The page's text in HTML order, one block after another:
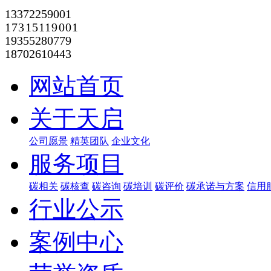
13372259001
17315119001
19355280779
18702610443
网站首页
关于天启
公司愿景 精英团队 企业文化
服务项目
碳相关 碳核查 碳咨询 碳培训 碳评价 碳承诺与方案 信用
行业公示
案例中心